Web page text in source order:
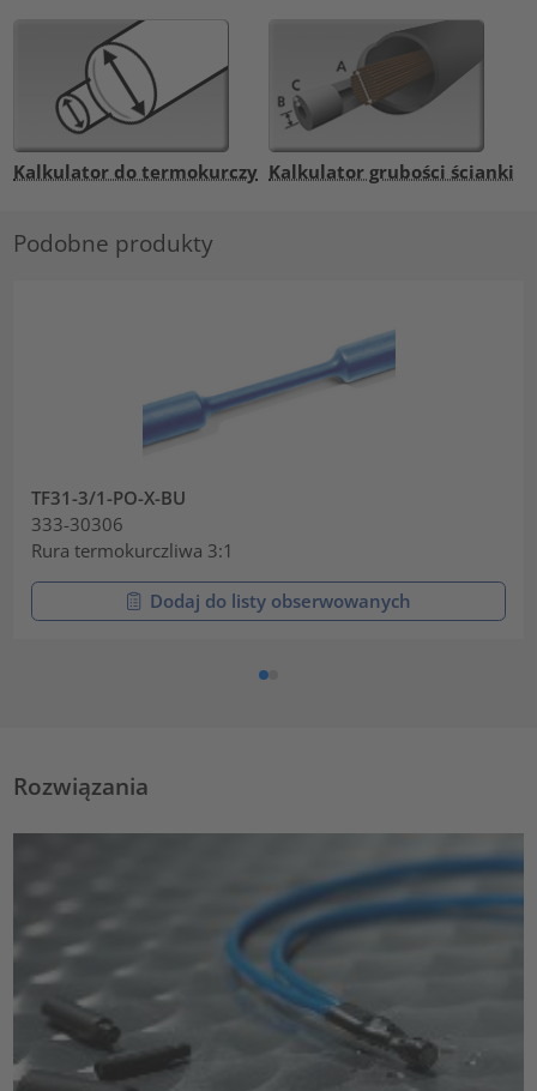
Kalkulator do termokurczy Kalkulator grubości ścianki
Podobne produkty
TF31-3/1-PO-X-BU
333-30306
Rura termokurczliwa 3:1
Dodaj do listy obserwowanych
Rozwiązania